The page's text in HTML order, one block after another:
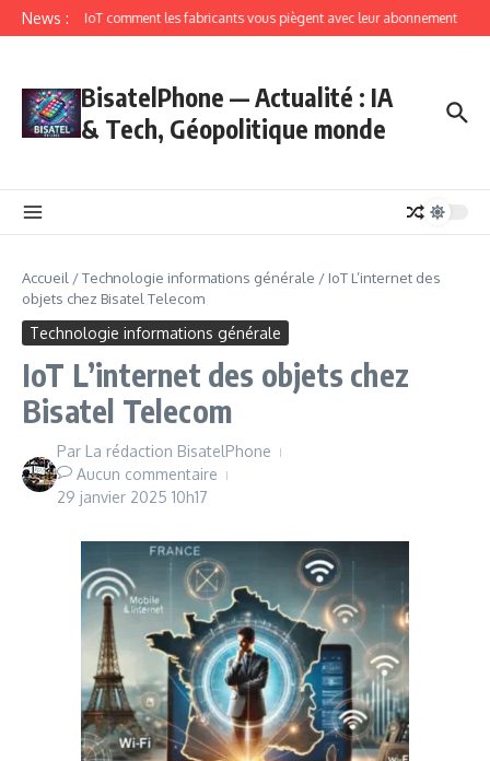
News : IoT comment les fabricants vous piègent avec leur abonnement
BisatelPhone — Actualité : IA
& Tech, Géopolitique monde
Accueil /Technologie informations générale / IoT L’internet des
objets chez Bisatel Telecom
Technologie informations générale
IoT L’internet des objets chez
Bisatel Telecom
Par La rédaction BisatelPhone
Aucun commentaire
29 janvier 2025 10h17